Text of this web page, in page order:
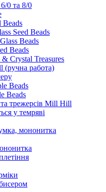
0 та 8/0
Beads
Seed Beads
Beads
Beads
Crystal Treasures
(ручна работа)
Beads
Beads
трежерсів Mill Hill
у темряві
мононитка